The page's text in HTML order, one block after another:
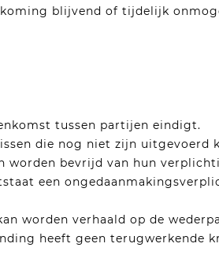
blijvend of tijdelijk
tussen partijen eindigt.
die nog niet zijn uitgevoerd
worden bevrijd van hun
een
worden verhaald op de
heeft geen terugwerkende